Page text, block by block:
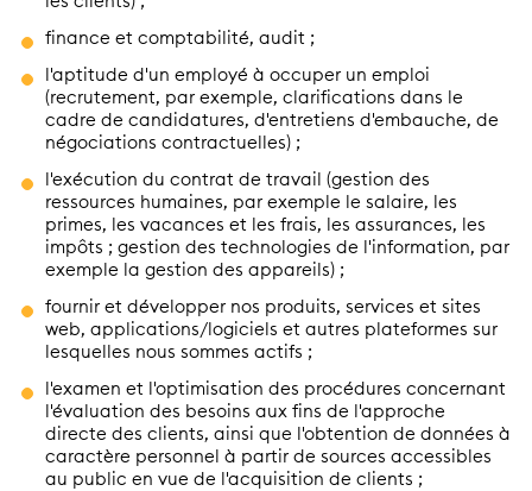
finance et comptabilité, audit ;
l'aptitude d'un employé à occuper un emploi
(recrutement, par exemple, clarifications dans le
cadre de candidatures, d'entretiens d'embauche, de
négociations contractuelles) ;
l'exécution du contrat de travail (gestion des
ressources humaines, par exemple le salaire, les
primes, les vacances et les frais, les assurances, les
impôts ; gestion des technologies de l'information, par
exemple la gestion des appareils) ;
fournir et développer nos produits, services et sites
web, applications/logiciels et autres plateformes sur
lesquelles nous sommes actifs ;
l'examen et l'optimisation des procédures concernant
l'évaluation des besoins aux fins de l'approche
directe des clients, ainsi que l'obtention de données à
caractère personnel à partir de sources accessibles
au public en vue de l'acquisition de clients ;